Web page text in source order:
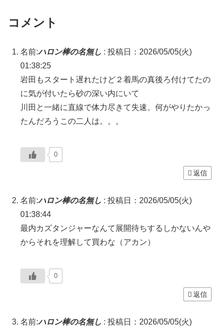
コメント
名前:ハロン棒の名無し : 投稿日：2026/05/05(火)
01:38:25
岩田もスタート遅れたけど２着馬の真後ろ付けてたの
に気が付いたら砂の深い内にいて
川田と一緒に直線で体力尽きて失速。何がやりたかっ
たんだろうこの二人は。。。
0
返信
名前:ハロン棒の名無し : 投稿日：2026/05/05(火)
01:38:44
最内カズタンジャーなんて展開待ちするしかないんや
からそれを理解して買わな（アカン）
0
返信
名前:ハロン棒の名無し : 投稿日：2026/05/05(火)